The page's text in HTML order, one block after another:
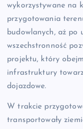
wykorzystywane na
przygotowania
budowlanych, aż po
wszechstronność
projektu, który
infrastruktury
dojazdowe.
W trakcie
transportowały